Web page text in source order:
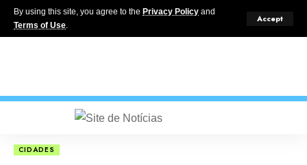
By using this site, you agree to the Privacy Policy and
Terms of Use.
Accept
CIDADES